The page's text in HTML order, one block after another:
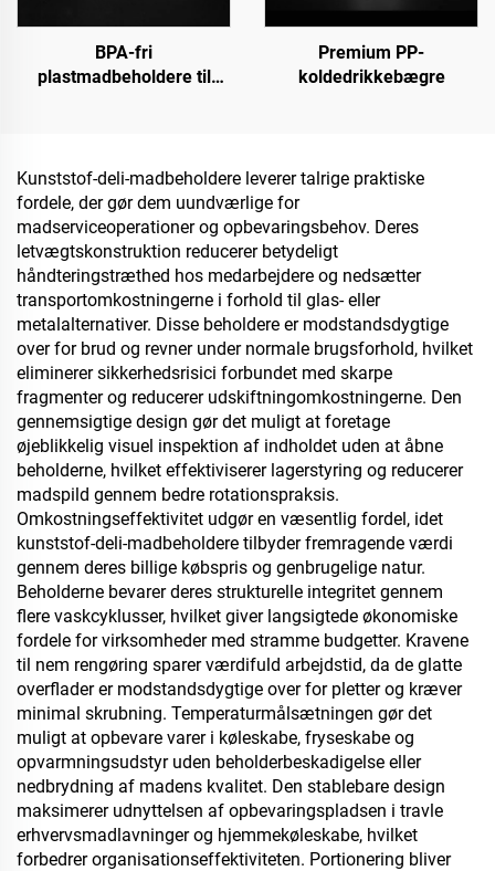
BPA-fri
plastmadbeholdere til
Premium PP-
koldedrikkebægre
Kunststof-deli-madbeholdere leverer talrige praktiske
fordele, der gør dem uundværlige for
madserviceoperationer og opbevaringsbehov. Deres
letvægtskonstruktion reducerer betydeligt
håndteringstræthed hos medarbejdere og nedsætter
transportomkostningerne i forhold til glas- eller
metalalternativer. Disse beholdere er modstandsdygtige
over for brud og revner under normale brugsforhold, hvilket
eliminerer sikkerhedsrisici forbundet med skarpe
fragmenter og reducerer udskiftningomkostningerne. Den
gennemsigtige design gør det muligt at foretage
øjeblikkelig visuel inspektion af indholdet uden at åbne
beholderne, hvilket effektiviserer lagerstyring og reducerer
madspild gennem bedre rotationspraksis.
Omkostningseffektivitet udgør en væsentlig fordel, idet
kunststof-deli-madbeholdere tilbyder fremragende værdi
gennem deres billige købspris og genbrugelige natur.
Beholderne bevarer deres strukturelle integritet gennem
flere vaskcyklusser, hvilket giver langsigtede økonomiske
fordele for virksomheder med stramme budgetter. Kravene
til nem rengøring sparer værdifuld arbejdstid, da de glatte
overflader er modstandsdygtige over for pletter og kræver
minimal skrubning. Temperaturmålsætningen gør det
muligt at opbevare varer i køleskabe, fryseskabe og
opvarmningsudstyr uden beholderbeskadigelse eller
nedbrydning af madens kvalitet. Den stablebare design
maksimerer udnyttelsen af opbevaringspladsen i travle
erhvervsmadlavninger og hjemmekøleskabe, hvilket
forbedrer organisationseffektiviteten. Portionering bliver